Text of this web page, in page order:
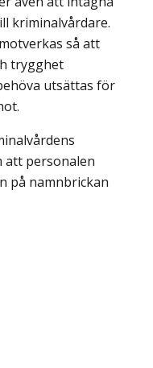
kriminalvårdare.
så att
trygghet
utsättas för
att personalen
på namnbrickan